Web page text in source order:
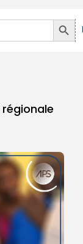
Search
Button